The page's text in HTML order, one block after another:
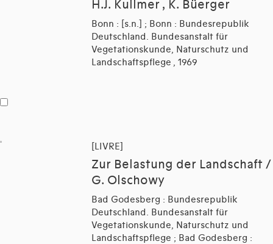
H.J. Kullmer , K. Büerger
Bonn : [s.n.] ; Bonn : Bundesrepublik
Deutschland. Bundesanstalt für
Vegetationskunde, Naturschutz und
Landschaftspflege , 1969
[LIVRE]
Zur Belastung der Landschaft /
G. Olschowy
Bad Godesberg : Bundesrepublik
Deutschland. Bundesanstalt für
Vegetationskunde, Naturschutz und
Landschaftspflege ; Bad Godesberg :